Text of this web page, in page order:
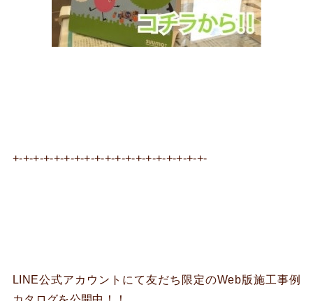
+-+-+-+-+-+-+-+-+-+-+-+-+-+-+-+-+-+-+-
LINE公式アカウントにて友だち限定のWeb版施工事例